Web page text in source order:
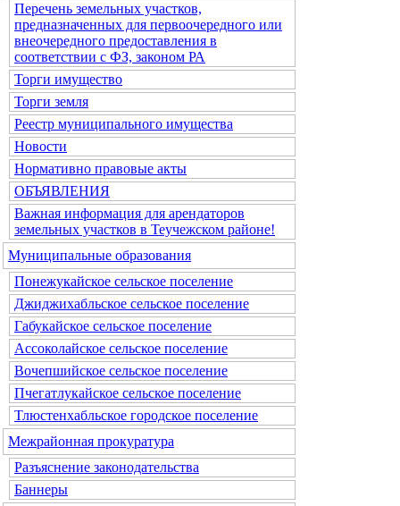
Перечень земельных участков,
предназначенных для первоочередного или
внеочередного предоставления в
соответствии с ФЗ, законом РА
Торги имущество
Торги земля
Реестр муниципального имущества
Новости
Нормативно правовые акты
ОБЪЯВЛЕНИЯ
Важная информация для арендаторов
земельных участков в Теучежском районе!
Муниципальные образования
Понежукайское сельское поселение
Джиджихабльское сельское поселение
Габукайское сельское поселение
Ассоколайское сельское поселение
Вочепшийское сельское поселение
Пчегатлукайское сельское поселение
Тлюстенхабльское городское поселение
Межрайонная прокуратура
Разъяснение законодательства
Баннеры